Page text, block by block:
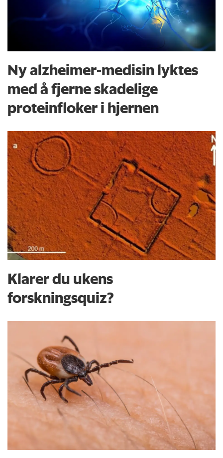
Ny alzheimer-medisin lyktes
med å fjerne skadelige
proteinfloker i hjernen
Klarer du ukens
forskningsquiz?